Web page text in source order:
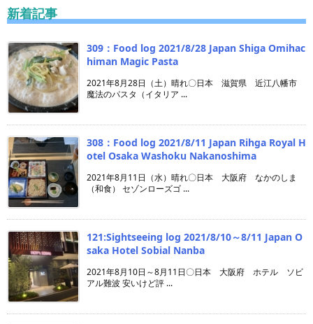
新着記事
309：Food log 2021/8/28 Japan Shiga Omihac
himan Magic Pasta
2021年8月28日（土）晴れ〇日本 滋賀県 近江八幡市
魔法のパスタ（イタリア ...
308：Food log 2021/8/11 Japan Rihga Royal H
otel Osaka Washoku Nakanoshima
2021年8月11日（水）晴れ〇日本 大阪府 なかのしま
（和食） セゾンローズゴ ...
121:Sightseeing log 2021/8/10～8/11 Japan O
saka Hotel Sobial Nanba
2021年8月10日～8月11日〇日本 大阪府 ホテル ソビ
アル難波 安いけど評 ...